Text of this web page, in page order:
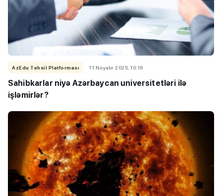
AzEdu Təhsil Platforması 11 Noyabr 2025, 10:16
Sahibkarlar niyə Azərbaycan universitetləri ilə
işləmirlər?